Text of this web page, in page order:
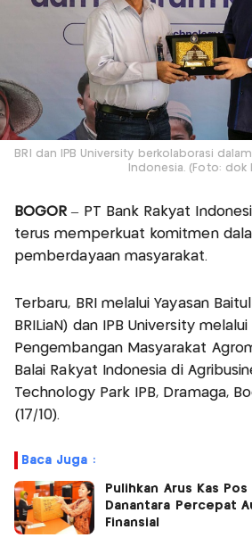
BRI dan IPB University berkolaborasi
Indonesia. (Foto: dok
BOGOR – PT Bank Rakyat
terus memperkuat komitmen
pemberdayaan masyarakat.
Terbaru, BRI melalui Yayasan Baitul
BRILiaN) dan IPB University
Pengembangan Masyarakat
Balai Rakyat Indonesia di
Technology Park IPB, Dramaga,
(17/10).
Baca Juga :
Pulihkan Arus Kas
Danantara Percepat
Finansial